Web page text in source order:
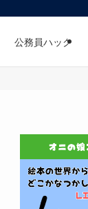
公務員ハック